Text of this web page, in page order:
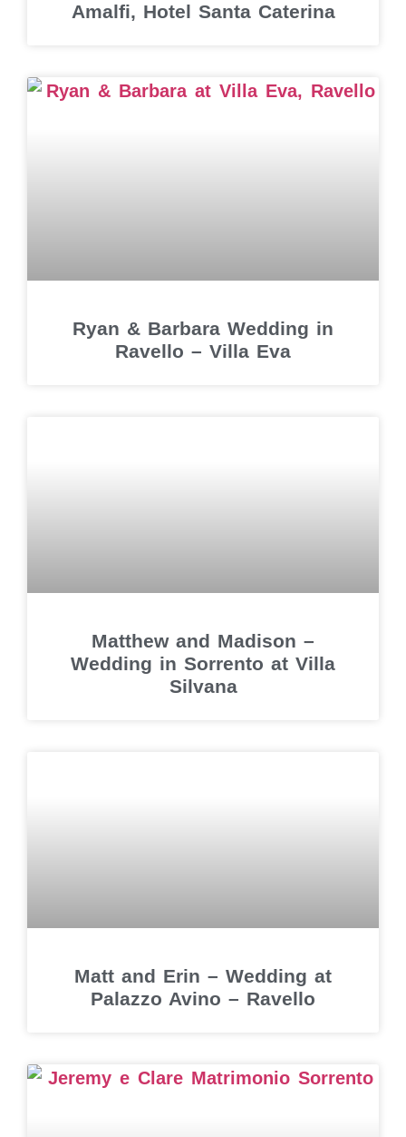
Amalfi, Hotel Santa Caterina
Ryan & Barbara Wedding in
Ravello – Villa Eva
Matthew and Madison –
Wedding in Sorrento at Villa
Silvana
Matt and Erin – Wedding at
Palazzo Avino – Ravello